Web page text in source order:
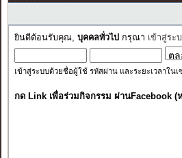
ยินดีต้อนรับคุณ, บุคคลทั่วไป กรุณา เข้าสู่ระ
เข้าสู่ระบบด้วยชื่อผู้ใช้ รหัสผ่าน และระยะเวลาใน
กด Link เพื่อร่วมกิจกรรม ผ่านFacebook